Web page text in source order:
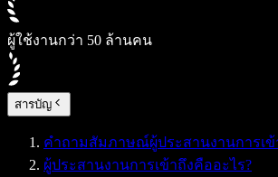
ผู้ใช้งานกว่า 50 ล้านคน
สารบัญ
คำถามสัมภาษณ์ผู้ประสานงานการเข้
ผู้ประสานงานการเข้าถึงคืออะไร?